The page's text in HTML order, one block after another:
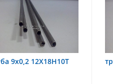
75х1,5, 12Х18Н10Т